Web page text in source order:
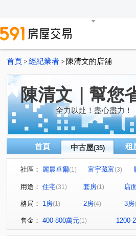
首頁 > 經紀業者 > 陳清文的店舖
陳清文｜幫您
全力以赴！盡心盡力！
首頁 中古屋(35) 租
社區： 麗晨卓爾(1) 富宇藏富(3)
仁美大觀
中港世貿天下大
櫻花活力水岸 (1) THE精銳(1)
寶輝THE SPRINGS 寬埕
佑崧千滙(1) 景賢路(1) 崇
用途： 住宅(31) 套房(1) 店
格局： 1房(1) 2房(4) 3房
售金： 400-800萬元(1) 1200-